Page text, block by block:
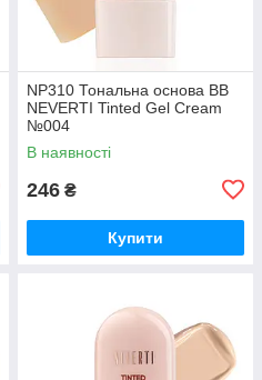
NP310 Тональна основа BB
NEVERTI Tinted Gel Cream
№004
В наявності
246 ₴
Купити